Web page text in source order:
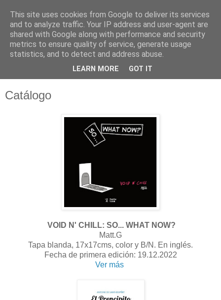
Catálogo
VOID N' CHILL: SO... WHAT NOW?
Matt.G
Tapa blanda, 17x17cms, color y B/N. En inglés.
Fecha de primera edición: 19.12.2022
Ver más
This site uses cookies from Google to deliver its services
and to analyze traffic. Your IP address and user-agent are
shared with Google along with performance and security
metrics to ensure quality of service, generate usage
statistics, and to detect and address abuse.
LEARN MORE GOT IT